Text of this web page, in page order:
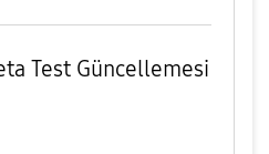
Test Güncellemesi